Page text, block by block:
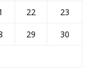
22
23
29
30